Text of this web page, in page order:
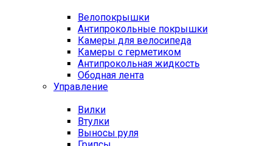
Велопокрышки
Антипрокольные покрышки
Камеры для велосипеда
Камеры с герметиком
Антипрокольная жидкость
Ободная лента
Управление
Вилки
Втулки
Выносы руля